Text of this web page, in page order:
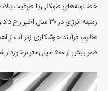
خط لوله‌های طولانی با ظرفیت
زمینه انرژی در ۳۰
عظیم، فرآیند جوشکاری زیر آب از
قطر بیش از ۵۰۰ میلی‌متر برخوردار شد.